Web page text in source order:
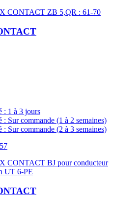
: 1 à 3 jours
: Sur commande (1 à 2 semaines)
: Sur commande (2 à 3 semaines)